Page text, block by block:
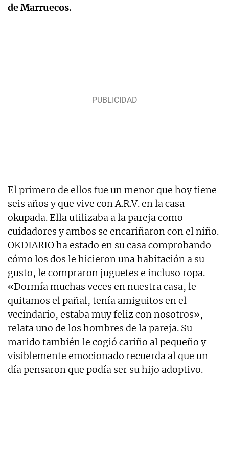
de Marruecos.
El primero de ellos fue un menor que hoy tiene
seis años y que vive con A.R.V. en la casa
okupada. Ella utilizaba a la pareja como
cuidadores y ambos se encariñaron con el niño.
OKDIARIO ha estado en su casa comprobando
cómo los dos le hicieron una habitación a su
gusto, le compraron juguetes e incluso ropa.
«Dormía muchas veces en nuestra casa, le
quitamos el pañal, tenía amiguitos en el
vecindario, estaba muy feliz con nosotros»,
relata uno de los hombres de la pareja. Su
marido también le cogió cariño al pequeño y
visiblemente emocionado recuerda al que un
día pensaron que podía ser su hijo adoptivo.